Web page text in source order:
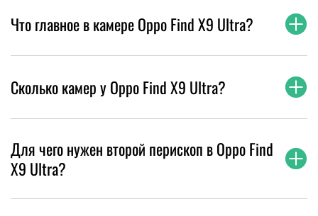
Что главное в камере Oppo Find X9 Ultra?
Сколько камер у Oppo Find X9 Ultra?
Для чего нужен второй перископ в Oppo Find
X9 Ultra?